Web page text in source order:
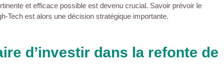
et efficace possible est devenu crucial. Savoir prévoir le
Tech est alors une décision stratégique importante.
d’investir dans la refonte de